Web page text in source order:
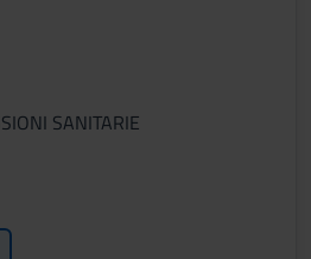
SANITARIE